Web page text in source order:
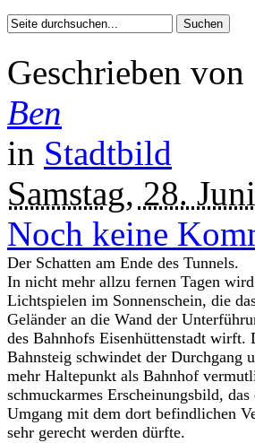
Geschrieben von
Ben
in Stadtbild
Samstag, 28.
Noch keine
Der Schatten am Ende des Tunnels.
In nicht mehr allzu fernen Tagen
Lichtspielen im Sonnenschein, die
Geländer an die Wand der
des Bahnhofs Eisenhüttenstadt wirft.
Bahnsteig schwindet der Durchgang
mehr Haltepunkt als Bahnhof
schmuckarmes Erscheinungsbild,
Umgang mit dem dort befindlichen
sehr gerecht werden dürfte.